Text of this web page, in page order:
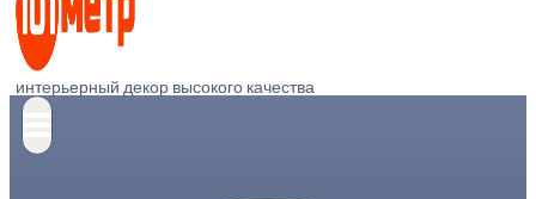
интерьерный декор высокого качества